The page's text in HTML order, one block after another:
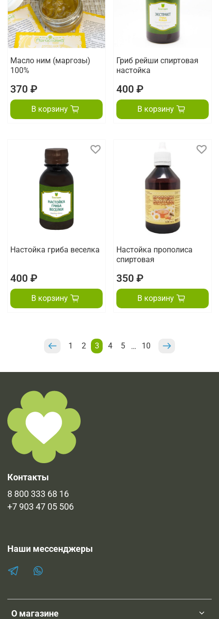
Масло ним (маргозы)
100%
370 ₽
В корзину
Гриб рейши спиртовая
настойка
400 ₽
В корзину
Настойка гриба веселка
400 ₽
В корзину
Настойка прополиса
спиртовая
350 ₽
В корзину
1 2 3 4 5 … 10
О магазине
Контакты
8 800 333 68 16
+7 903 47 05 506
Наши мессенджеры